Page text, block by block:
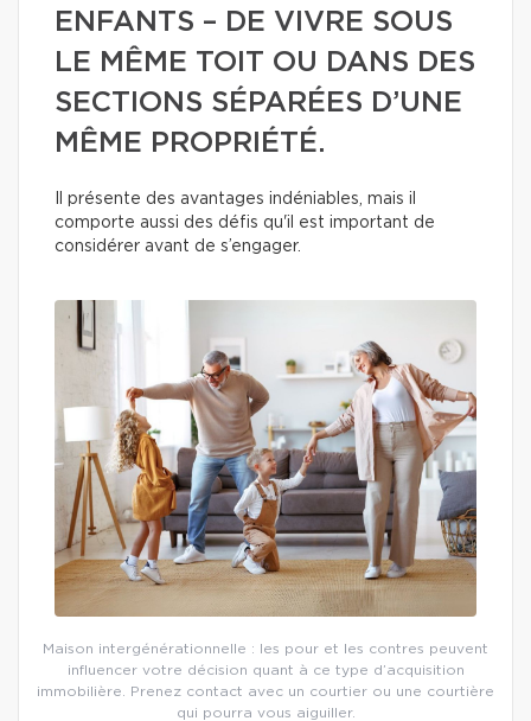
ENFANTS – DE VIVRE SOUS
LE MÊME TOIT OU DANS DES
SECTIONS SÉPARÉES D’UNE
MÊME PROPRIÉTÉ.
Il présente des avantages indéniables, mais il
comporte aussi des défis qu'il est important de
considérer avant de s’engager.
Maison intergénérationnelle : les pour et les contres peuvent
influencer votre décision quant à ce type d’acquisition
immobilière. Prenez contact avec un courtier ou une courtière
qui pourra vous aiguiller.